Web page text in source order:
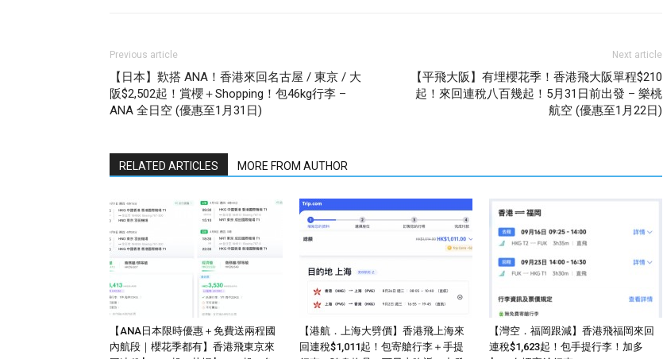
Previous article
【日本】歎搭 ANA！香港來回名古屋 / 東京 / 大
阪$2,502起！賞櫻＋Shopping！包46kg行李 –
ANA 全日空 (優惠至1月31日)
Next article
【平飛大阪】有埋櫻花季！香港飛大阪單程$210
起！來回連稅八百幾起！5月31日前出發 – 樂桃
航空 (優惠至1月22日)
RELATED ARTICLES MORE FROM AUTHOR
【ANA日本限時優惠＋免費送兩程國
內航段｜櫻花季都有】香港飛東京來
【港航．上海大劈價】香港飛上海來
回連稅$1,011起！包寄艙行李＋手提
【灣空．福岡跟減】香港飛福岡來回
連稅$1,623起！包手提行李！加多